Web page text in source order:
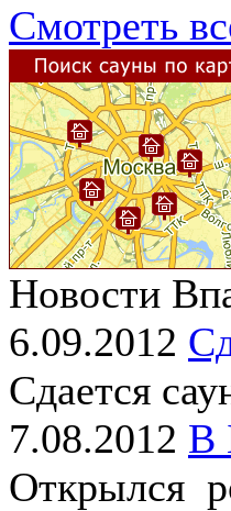
Смотреть
Новости
6.09.2012
Сдается
7.08.2012 В
Открылся